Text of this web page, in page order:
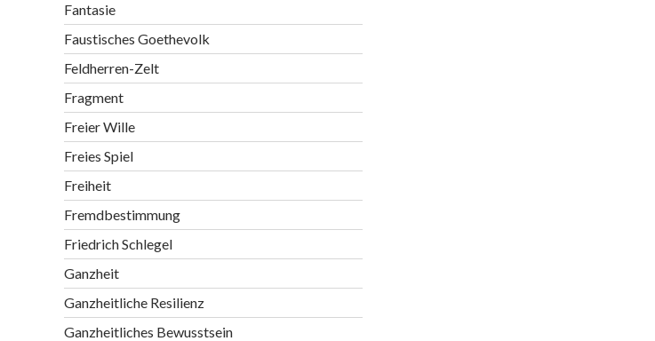
Fantasie
Faustisches Goethevolk
Feldherren-Zelt
Fragment
Freier Wille
Freies Spiel
Freiheit
Fremdbestimmung
Friedrich Schlegel
Ganzheit
Ganzheitliche Resilienz
Ganzheitliches Bewusstsein